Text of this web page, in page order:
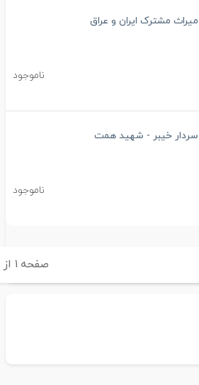
میراث مشترک ایران و عراق
ناموجود
سردار خیبر - شهید همت
ناموجود
صفحه ۱ از